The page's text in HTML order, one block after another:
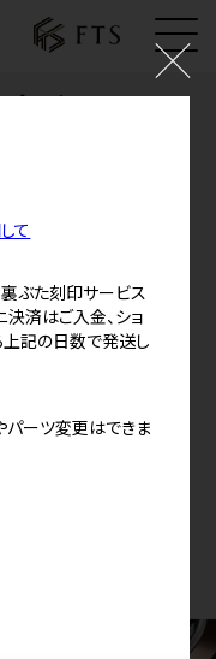
ション
て
ぶた刻印サービス
決済はご入金、ショ
上記の日数で発送し
パーツ変更はできま